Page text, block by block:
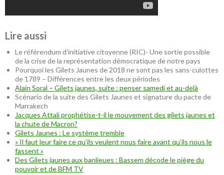
Lire aussi
Le référendum d’initiative citoyenne (RIC)- Une sortie possible
de la crise de la représentation démocratique de notre pays
Pourquoi les Gilets Jaunes de 2018 ne sont pas les sans-culottes
de 1789 – Différences entre les deux périodes
Alain Soral – Gilets jaunes, suite : penser samedi et au-delà
Scénario de la suite des Gilets Jaunes et signature du pacte de
Marrakech
Jacques Attali prophétise-t-il le mouvement des gilets jaunes et
la chute de Macron?
Gilets Jaunes : Le système tremble
« Il faut leur faire ce qu’ils veulent nous faire avant qu’ils nous le
fassent »
Des Gilets jaunes aux banlieues : Bassem décode le piège du
pouvoir et de BFM TV